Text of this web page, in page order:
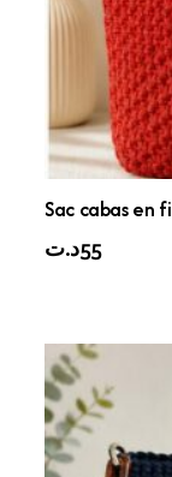
Sac cabas en
55د.ت